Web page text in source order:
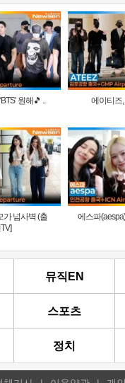
원해🎵 .. 에이티즈
가 넘사벽 (출
에스파
뮤직EN
스포츠
정치